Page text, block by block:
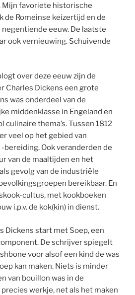
Mijn favoriete historische
de Romeinse keizertijd en de
eeuw. De laatste
ook vernieuwing. Schuivende
over deze eeuw zijn de
Charles Dickens een grote
was onderdeel van de
middenklasse in Engeland en
culinaire thema’s. Tussen 1812
veel op het gebied van
Ook veranderden de
van de maaltijden en het
gevolg van de industriële
bereikbaar. En
cultus, met kookboeken
i.p.v. de kok(kin) in dienst.
Dickens start met Soep, een
De schrijver spiegelt
voor alsof een kind de was
kan maken. Niets is minder
van bouillon was in de
werkje, net als het maken